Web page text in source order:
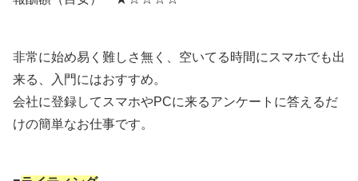
非常に始め易く難しさ無く、空いてる時間にスマホでも出
来る、入門にはおすすめ。
会社に登録してスマホやPCに来るアンケートに答えるだ
けの簡単なお仕事です。